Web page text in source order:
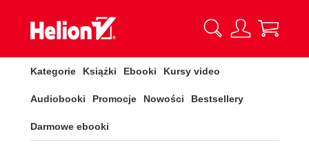
Kategorie Książki Ebooki Kursy video
Audiobooki Promocje Nowości Bestsellery
Darmowe ebooki